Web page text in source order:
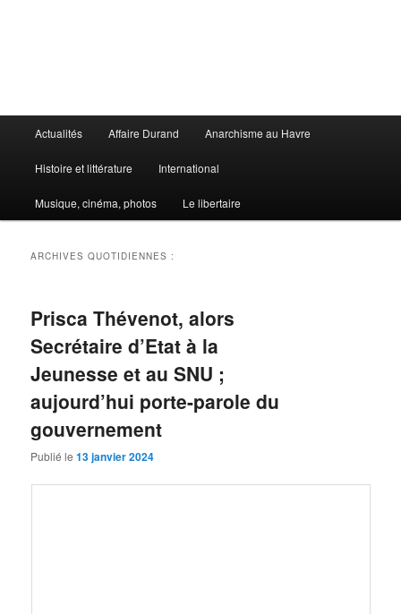
principal
Actualités Affaire Durand Anarchisme au Havre
Histoire et littérature International
Musique, cinéma, photos Le libertaire
ARCHIVES QUOTIDIENNES :
Prisca Thévenot, alors
Secrétaire d’Etat à la
Jeunesse et au SNU ;
aujourd’hui porte-parole du
gouvernement
Publié le13 janvier 2024